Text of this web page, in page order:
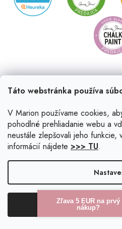
Táto webstránka používa
V Marion používame cookies,
pohodlné prehliadanie webu a
neustále zlepšovali jeho
informácií nájdete >>> TU.
Odmietnuť
Vytvoril Shoptet|
Copyright 2026 .
nastavenie
Zľava 5 EUR na prvý
nákup?